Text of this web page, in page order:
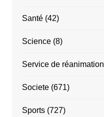
Santé(42)
Science(8)
Service de réanimation
Societe(671)
Sports(727)